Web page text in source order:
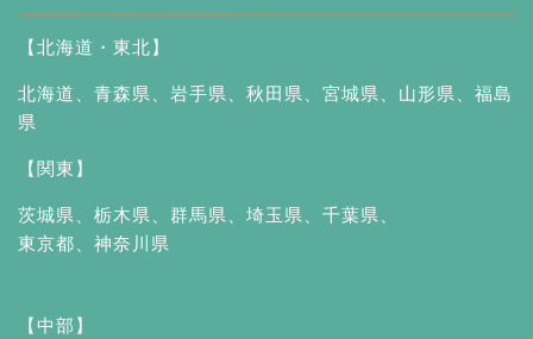
【北海道・東北】
北海道 青森県 岩手県 秋田県 宮城県 山形県
福島
県
【関東】
茨城県、 栃木県、 群馬県、 埼玉県、 千葉県、
東京都、 神奈川県
【中部】